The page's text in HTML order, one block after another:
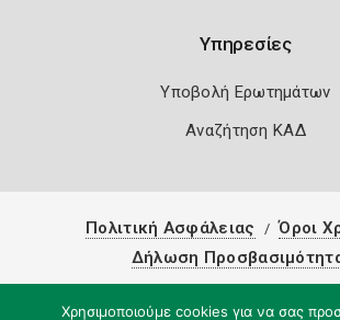
Υπηρεσίες
Υποβολή Ερωτημάτων
Αναζήτηση ΚΑΔ
Πολιτική Ασφάλειας
Όροι
Δήλωση
Χρησιμοποιούμε cookies για να σας